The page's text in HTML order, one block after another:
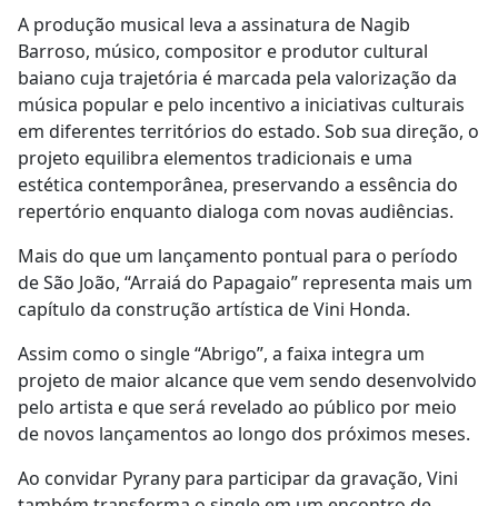
A produção musical leva a assinatura de Nagib
Barroso, músico, compositor e produtor cultural
baiano cuja trajetória é marcada pela valorização da
música popular e pelo incentivo a iniciativas culturais
em diferentes territórios do estado. Sob sua direção, o
projeto equilibra elementos tradicionais e uma
estética contemporânea, preservando a essência do
repertório enquanto dialoga com novas audiências.
Mais do que um lançamento pontual para o período
de São João, “Arraiá do Papagaio” representa mais um
capítulo da construção artística de Vini Honda.
Assim como o single “Abrigo”, a faixa integra um
projeto de maior alcance que vem sendo desenvolvido
pelo artista e que será revelado ao público por meio
de novos lançamentos ao longo dos próximos meses.
Ao convidar Pyrany para participar da gravação, Vini